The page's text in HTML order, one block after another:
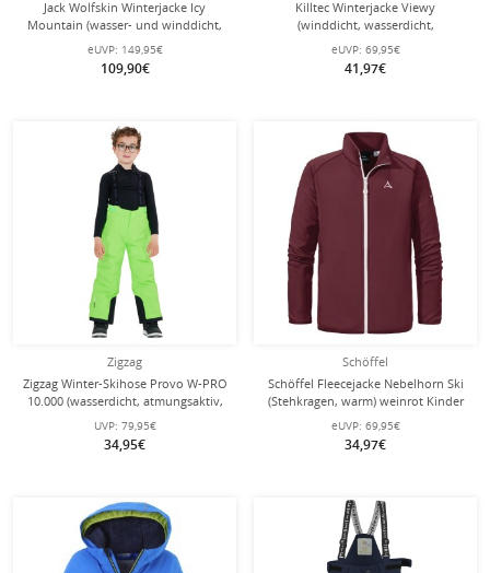
Jack Wolfskin Winterjacke Icy
Mountain (wasser- und winddicht,
atmungsaktiv,warm) grün
Jugendliche
eUVP: 149,95€
109,90€
Killtec Winterjacke Viewy
(winddicht, wasserdicht,
Schneefang) dunkelblau/grün
Kleinkinder
eUVP: 69,95€
41,97€
Zigzag
Zigzag Winter-Skihose Provo W-PRO
10.000 (wasserdicht, atmungsaktiv,
Schneefang) geckogrün Kinder
UVP: 79,95€
34,95€
Schöffel
Schöffel Fleecejacke Nebelhorn Ski
(Stehkragen, warm) weinrot Kinder
eUVP: 69,95€
34,97€